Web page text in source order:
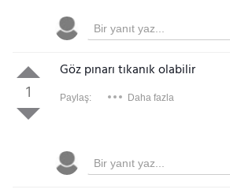
1
Göz pınarı tıkanık olabilir
Paylaş: Daha fazla